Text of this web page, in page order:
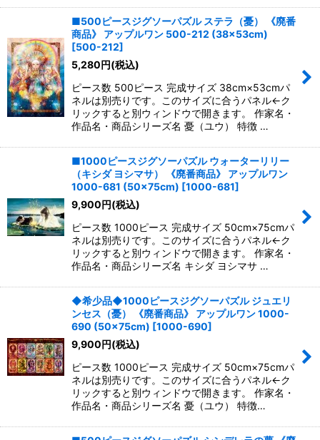
■500ピースジグソーパズル ステラ（憂） 《廃番
商品》 アップルワン 500-212 (38×53cm)
[500-212]
5,280円(税込)
ピース数 500ピース 完成サイズ 38cm×53cmパ
ネルは別売りです。このサイズに合うパネル←ク
リックすると別ウィンドウで開きます。 作家名・
作品名・商品シリーズ名 憂（ユウ） 特徴 …
■1000ピースジグソーパズル ウォーターリリー
（キシダ ヨシマサ） 《廃番商品》 アップルワン
1000-681 (50×75cm) [1000-681]
9,900円(税込)
ピース数 1000ピース 完成サイズ 50cm×75cmパ
ネルは別売りです。このサイズに合うパネル←ク
リックすると別ウィンドウで開きます。 作家名・
作品名・商品シリーズ名 キシダ ヨシマサ …
◆希少品◆1000ピースジグソーパズル ジュエリ
ンセス（憂） 《廃番商品》 アップルワン 1000-
690 (50×75cm) [1000-690]
9,900円(税込)
ピース数 1000ピース 完成サイズ 50cm×75cmパ
ネルは別売りです。このサイズに合うパネル←ク
リックすると別ウィンドウで開きます。 作家名・
作品名・商品シリーズ名 憂（ユウ） 特徴…